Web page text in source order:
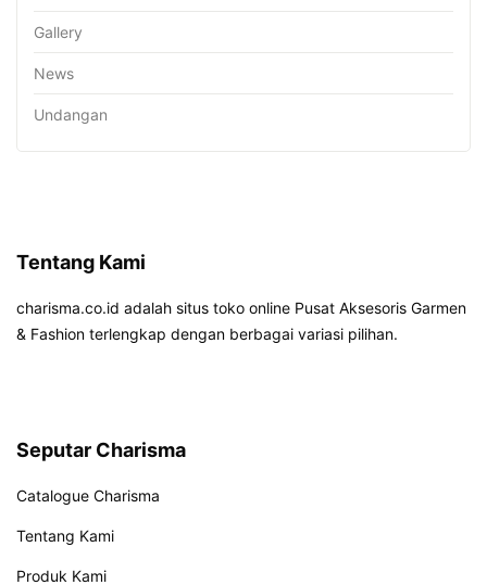
Gallery
News
Undangan
Tentang Kami
charisma.co.id adalah situs toko online Pusat Aksesoris Garmen
& Fashion terlengkap dengan berbagai variasi pilihan.
Seputar Charisma
Catalogue Charisma
Tentang Kami
Produk Kami